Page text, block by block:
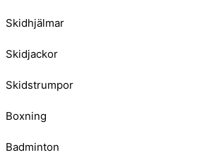
Skidhjälmar
Skidjackor
Skidstrumpor
Boxning
Badminton